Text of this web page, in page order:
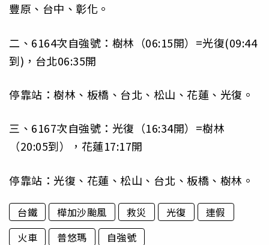
豐原、台中、彰化。
二、6164次自強號：樹林（06:15開）=光復(09:44
到)，台北06:35開
停靠站：樹林、板橋、台北、松山、花蓮、光復。
三、6167次自強號：光復（16:34開）=樹林
（20:05到），花蓮17:17開
停靠站：光復、花蓮、松山、台北、板橋、樹林。
台鐵 樺加沙颱風 救災 光復
連假
火車
普悠瑪 自強號